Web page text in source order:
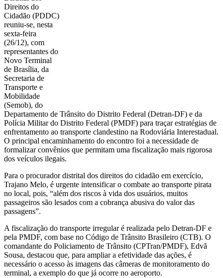
Direitos do
Cidadão (PDDC)
reuniu-se, nesta
sexta-feira
(26/12), com
representantes do
Novo Terminal
de Brasília, da
Secretaria de
Transporte e
Mobilidade
(Semob), do
Departamento de Trânsito do Distrito Federal (Detran-DF) e da
Polícia Militar do Distrito Federal (PMDF) para traçar estratégias de
enfrentamento ao transporte clandestino na Rodoviária Interestadual.
O principal encaminhamento do encontro foi a necessidade de
formalizar convênios que permitam uma fiscalização mais rigorosa
dos veículos ilegais.
Para o procurador distrital dos direitos do cidadão em exercício,
Trajano Melo, é urgente intensificar o combate ao transporte pirata
no local, pois, “além dos riscos à vida dos usuários, muitos
passageiros são lesados com a cobrança abusiva do valor das
passagens”.
A fiscalização do transporte irregular é realizada pelo Detran-DF e
pela PMDF, com base no Código de Trânsito Brasileiro (CTB). O
comandante do Policiamento de Trânsito (CPTran/PMDF), Edvã
Sousa, destacou que, para ampliar a efetividade das ações, é
necessário o acesso às imagens das câmeras de monitoramento do
terminal, a exemplo do que já ocorre no aeroporto.